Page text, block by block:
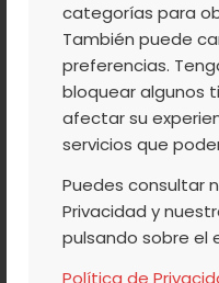
categorías para
También puede
preferencias.
bloquear algunos
afectar su
servicios que
Puedes consultar
Privacidad y
pulsando sobre el
Política de
Una
Cooperativas
alemana, la más
sector, con el
mercados y
potenciales
las diferentes